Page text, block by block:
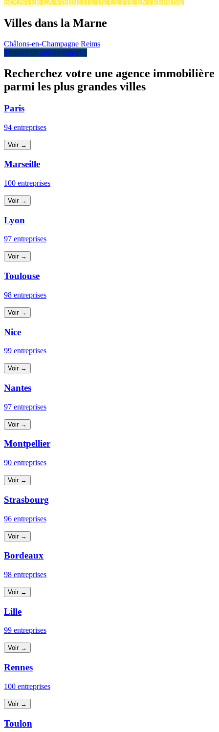
BOOSTER LA VISIBILITÉ DE CETTE ENTREPRISE
Villes dans la Marne
Châlons-en-Champagne Reims
Trouver un artisan expert ↑
Recherchez votre une agence immobilière
parmi les plus grandes villes
Paris
94 entreprises
Voir →
Marseille
100 entreprises
Voir →
Lyon
97 entreprises
Voir →
Toulouse
98 entreprises
Voir →
Nice
99 entreprises
Voir →
Nantes
97 entreprises
Voir →
Montpellier
90 entreprises
Voir →
Strasbourg
96 entreprises
Voir →
Bordeaux
98 entreprises
Voir →
Lille
99 entreprises
Voir →
Rennes
100 entreprises
Voir →
Toulon